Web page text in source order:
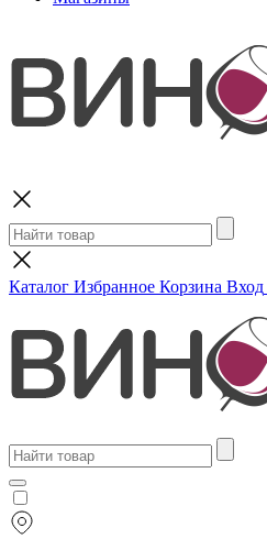
Каталог Избранное Корзина Вход